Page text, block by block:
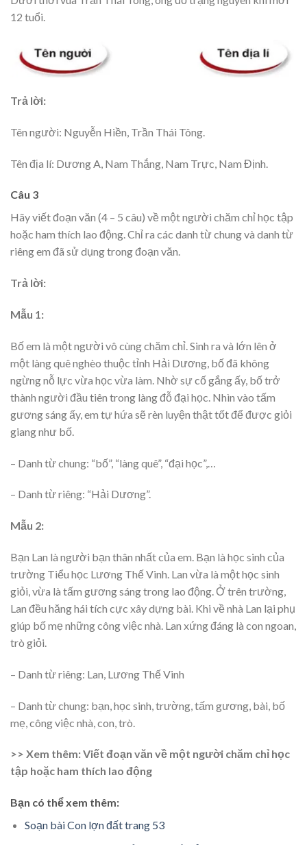
12 tuổi.
Trả lời:
Tên người: Nguyễn Hiền, Trần Thái Tông.
Tên địa lí: Dương A, Nam Thắng, Nam Trực, Nam Định.
Câu 3
Hãy viết đoạn văn (4 – 5 câu) về một người chăm chỉ học tập
hoặc ham thích lao động. Chỉ ra các danh từ chung và danh từ
riêng em đã sử dụng trong đoạn văn.
Trả lời:
Mẫu 1:
Bố em là một người vô cùng chăm chỉ. Sinh ra và lớn lên ở
một làng quê nghèo thuộc tỉnh Hải Dương, bố đã không
ngừng nỗ lực vừa học vừa làm. Nhờ sự cố gắng ấy, bố trở
thành người đầu tiên trong làng đỗ đại học. Nhìn vào tấm
gương sáng ấy, em tự hứa sẽ rèn luyện thật tốt để được giỏi
giang như bố.
– Danh từ chung: “bố”, “làng quê”, “đại học”,…
– Danh từ riêng: “Hải Dương”.
Mẫu 2:
Bạn Lan là người bạn thân nhất của em. Bạn là học sinh của
trường Tiểu học Lương Thế Vinh. Lan vừa là một học sinh
giỏi, vừa là tấm gương sáng trong lao động. Ở trên trường,
Lan đều hăng hái tích cực xây dựng bài. Khi về nhà Lan lại phụ
giúp bố mẹ những công việc nhà. Lan xứng đáng là con ngoan,
trò giỏi.
– Danh từ riêng: Lan, Lương Thế Vinh
– Danh từ chung: bạn, học sinh, trường, tấm gương, bài, bố
mẹ, công việc nhà, con, trò.
>> Xem thêm: Viết đoạn văn về một người chăm chỉ học
tập hoặc ham thích lao động
Bạn có thể xem thêm:
Soạn bài Con lợn đất trang 53